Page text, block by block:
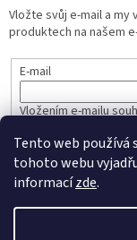
Tento web používá
tohoto webu
informacízde.
Vložte svůj e-mail a
produktech na našem
E-mail
Vložením e-mailu
PŘIHLÁSIT SE